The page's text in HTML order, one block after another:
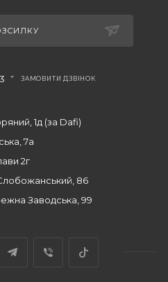
ЗАМОВИТИ ДЗВІНОК
1д (за Dafi)
7а
2г
86
Заводська, 99